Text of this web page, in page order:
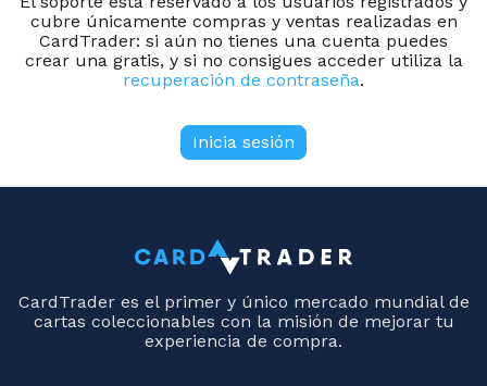
cubre únicamente compras y ventas realizadas en
CardTrader: si aún no tienes una cuenta puedes
crear una gratis, y si no consigues acceder utiliza la
recuperación de contraseña.
Inicia sesión
CardTrader es el primer y único mercado mundial de
cartas coleccionables con la misión de mejorar tu
experiencia de compra.